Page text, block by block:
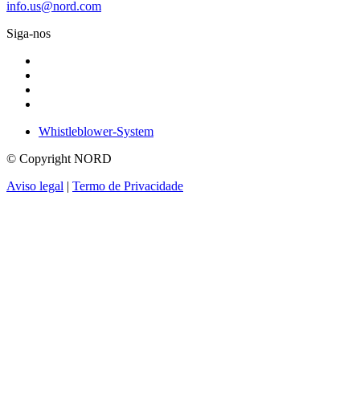
info.us@nord.com
Siga-nos
Whistleblower-System
© Copyright NORD
Aviso legal | Termo de Privacidade